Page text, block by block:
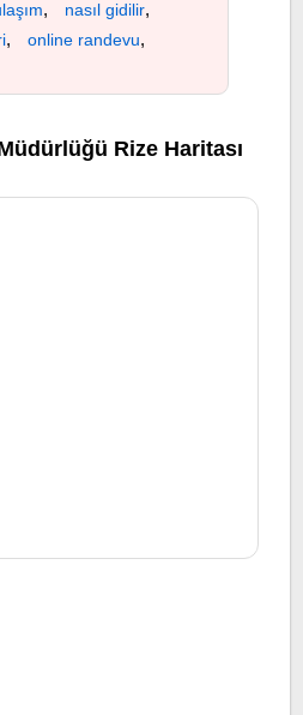
, nasıl gidilir,
, online randevu,
Rize Haritası